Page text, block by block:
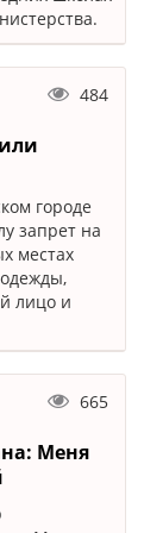
484
городе
запрет на
местах
лицо и
665
Меня